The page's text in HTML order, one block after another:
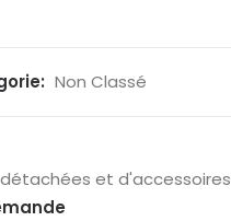
Non Classé
et d'accessoires